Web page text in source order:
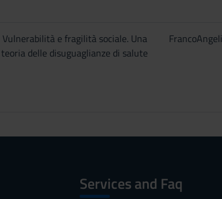
Vulnerabilità e fragilità sociale. Una
teoria delle disuguaglianze di salute
FrancoAngeli
Services and Faq